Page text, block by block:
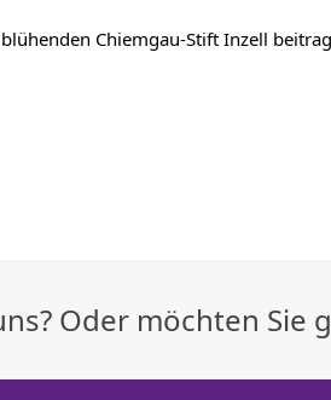
Chiemgau-Stift Inzell
Oder möchten Sie